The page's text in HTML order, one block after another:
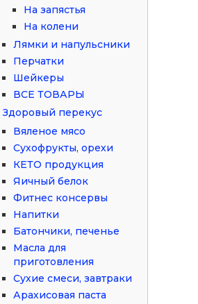
На запястья
На колени
Лямки и напульсники
Перчатки
Шейкеры
ВСЕ ТОВАРЫ
Здоровый перекус
Вяленое мясо
Сухофрукты, орехи
КЕТО продукция
Яичный белок
Фитнес консервы
Напитки
Батончики, печенье
Масла для
приготовления
Сухие смеси, завтраки
Арахисовая паста